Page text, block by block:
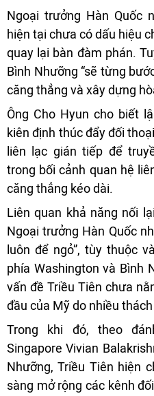
Ngoại trưởng Hàn Quốc
hiện tại chưa có dấu hiệu
quay lại bàn đàm phán.
Bình Nhưỡng “sẽ từng
căng thẳng và xây dựng
Ông Cho Hyun cho biết
kiên định thúc đẩy đối
liên lạc gián tiếp để
trong bối cảnh quan hệ
căng thẳng kéo dài.
Liên quan khả năng nối
Ngoại trưởng Hàn Quốc
luôn để ngỏ”, tùy thuộc
phía Washington và Bình
vấn đề Triều Tiên chưa
đầu của Mỹ do nhiều
Trong khi đó, theo
Singapore Vivian
Nhưỡng, Triều Tiên hiện
sàng mở rộng các kênh